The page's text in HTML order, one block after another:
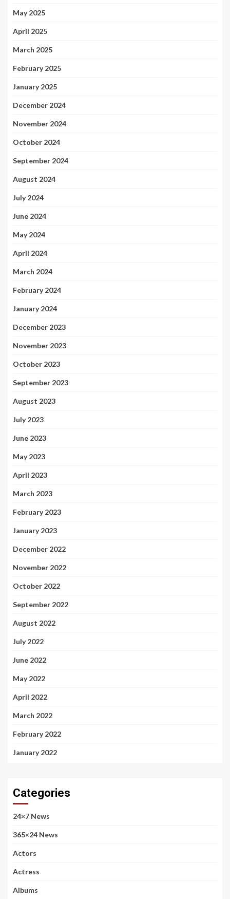
May 2025
April 2025
March 2025
February 2025
January 2025
December 2024
November 2024
October 2024
September 2024
August 2024
July 2024
June 2024
May 2024
April 2024
March 2024
February 2024
January 2024
December 2023
November 2023
October 2023
September 2023
August 2023
July 2023
June 2023
May 2023
April 2023
March 2023
February 2023
January 2023
December 2022
November 2022
October 2022
September 2022
August 2022
July 2022
June 2022
May 2022
April 2022
March 2022
February 2022
January 2022
Categories
24×7 News
365×24 News
Actors
Actress
Albums